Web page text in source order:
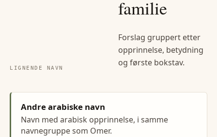
LIGNENDE NAVN
familie
Forslag gruppert etter
opprinnelse, betydning
og første bokstav.
Andre arabiske navn
Navn med arabisk opprinnelse, i samme
navnegruppe som Omer.